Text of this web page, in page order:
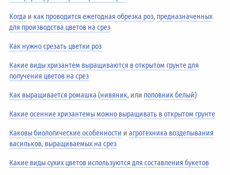
Когда и как проводится ежегодная обрезка роз, предназначенных
для производства цветов на срез
Как нужно срезать цветки роз
Какие виды хризантем выращиваются в открытом грунте для
получения цветов на срез
Как выращивается ромашка(нивяник, или поповник белый)
Какие осенние хризантемы можно выращивать в открытом грунте
Каковы биологические особенности иагротехника возделывания
васильков, выращиваемых на срез
Какие виды сухих цветов используются для составления букетов